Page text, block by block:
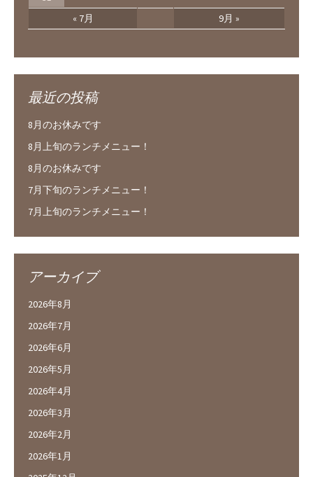
« 7月 9月 »
最近の投稿
8月のお休みです
8月上旬のランチメニュー！
8月のお休みです
7月下旬のランチメニュー！
7月上旬のランチメニュー！
アーカイブ
2026年8月
2026年7月
2026年6月
2026年5月
2026年4月
2026年3月
2026年2月
2026年1月